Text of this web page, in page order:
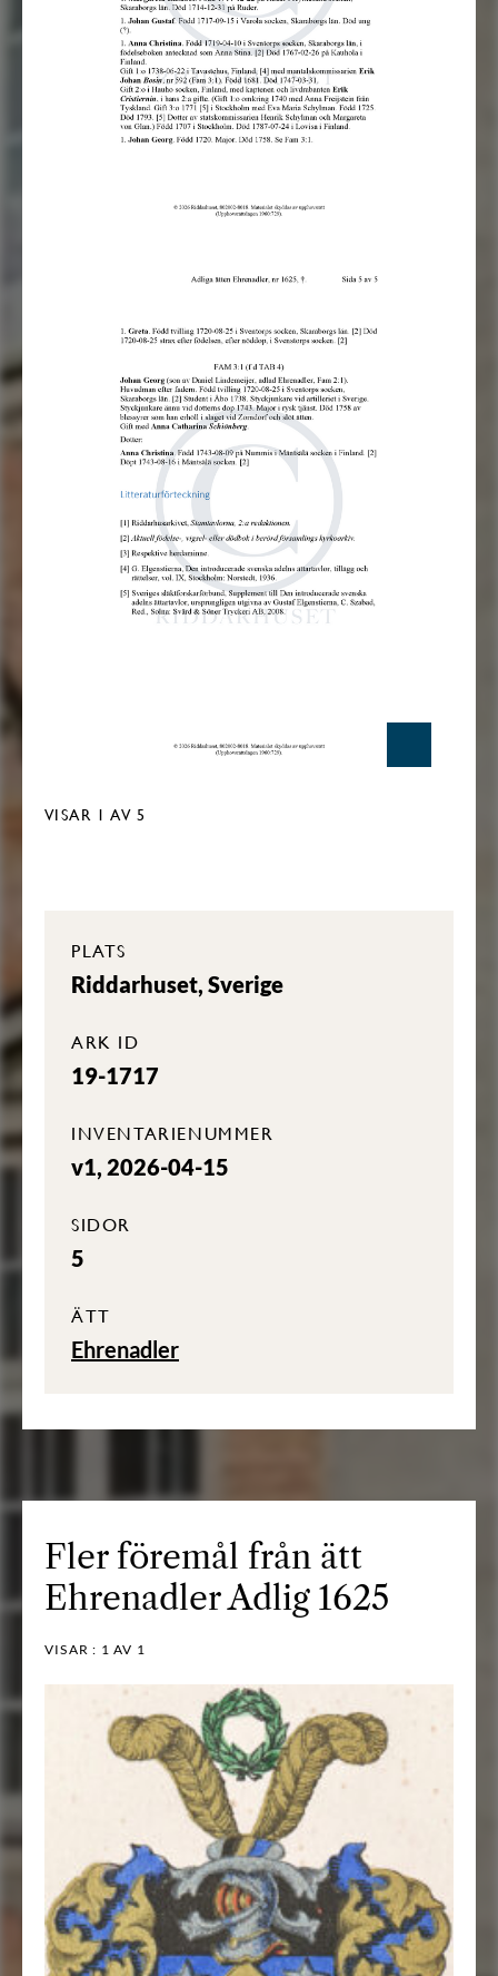
VISAR 1 AV 5
PLATS
Riddarhuset, Sverige
ARK ID
19-1717
INVENTARIENUMMER
v1, 2026-04-15
SIDOR
5
ÄTT
Ehrenadler
Fler föremål från ätt
Ehrenadler Adlig 1625
VISAR : 1 AV 1